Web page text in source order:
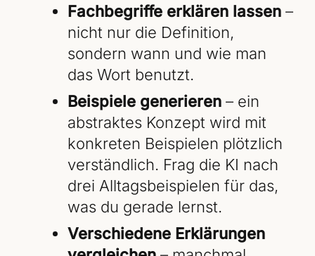
Fachbegriffe erklären lassen –
nicht nur die Definition,
sondern wann und wie man
das Wort benutzt.
Beispiele generieren – ein
abstraktes Konzept wird mit
konkreten Beispielen plötzlich
verständlich. Frag die KI nach
drei Alltagsbeispielen für das,
was du gerade lernst.
Verschiedene Erklärungen